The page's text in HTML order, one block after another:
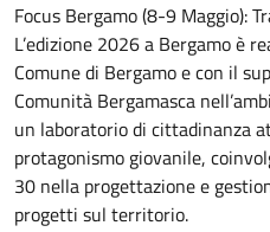
Focus Bergamo (8-9 Maggio):
L’edizione 2026 a Bergamo è
Comune di Bergamo e con il
Comunità Bergamasca
un laboratorio di cittadinanza
protagonismo giovanile,
30 nella progettazione e
progetti sul territorio.